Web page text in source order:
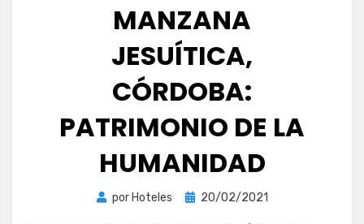
MANZANA
JESUÍTICA,
CÓRDOBA:
PATRIMONIO DE LA
HUMANIDAD
por Hoteles
Publicada
20/02/2021